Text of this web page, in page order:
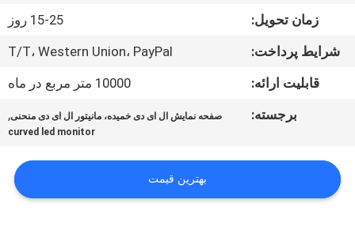
کیفیت
اخبار
سیاست
زمان تحویل:
15-25 روز
شرایط پرداخت:
T/T، Western Union، PayPal
قابلیت ارائه:
10000 متر مربع در ماه
برجسته:
صفحه نمایش ال ای دی خمیده، مانیتور ال ای دی منحنی,
curved led monitor
بهترین قیمت